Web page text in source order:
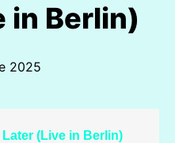
in Berlin)
2025
Later (Live in Berlin)